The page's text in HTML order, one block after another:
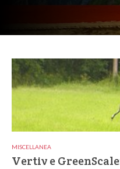
MISCELLANEA
Vertiv e